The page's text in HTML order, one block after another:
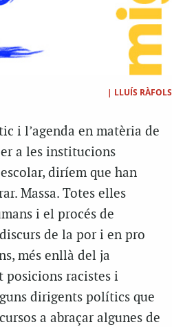
| LLUÍS RÀFOLS
i l’agenda en matèria de
a les institucions
diríem que han
Massa. Totes elles
i el procés de
de la por i en pro
més enllà del ja
racistes i
dirigents polítics que
a abraçar algunes de